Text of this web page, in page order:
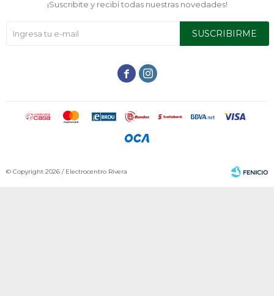
¡Suscribite y recibí todas nuestras novedades!
SUSCRIBIRME
 
© Copyright 2026 / Electrocentro Rivera